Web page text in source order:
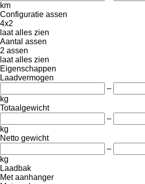
km
Configuratie assen
4x2
laat alles zien
Aantal assen
2 assen
laat alles zien
Eigenschappen
Laadvermogen
–
kg
Totaalgewicht
–
kg
Netto gewicht
–
kg
Laadbak
Met aanhanger